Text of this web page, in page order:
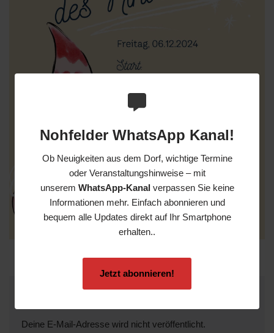
Nohfelder WhatsApp Kanal!
Ob Neuigkeiten aus dem Dorf, wichtige Termine
oder Veranstaltungshinweise – mit
unserem WhatsApp-Kanalverpassen Sie keine
Informationen mehr. Einfach abonnieren und
bequem alle Updates direkt auf Ihr Smartphone
erhalten..
Jetzt abonnieren!
Deine E-Mail-Adresse wird nicht veröffentlicht.